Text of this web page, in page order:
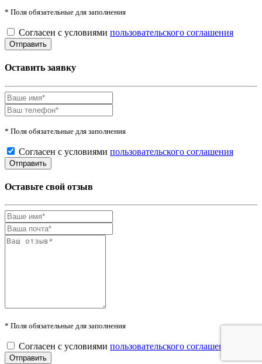
* Поля обязательные для заполнения
Согласен с условиями пользовательского соглашения
Оставить заявку
* Поля обязательные для заполнения
Согласен с условиями пользовательского соглашения
Оставьте свой отзыв
* Поля обязательные для заполнения
Согласен с условиями пользовательского соглашения